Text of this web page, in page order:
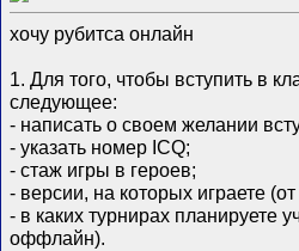
хочу рубитса онлайн
1. Для того, чтобы вступить в
следующее:
- написать о своем желании
- указать номер ICQ;
- стаж игры в героев;
- версии, на которых играете
- в каких турнирах планируете
оффлайн).